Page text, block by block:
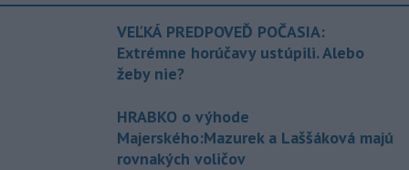
VEĽKÁ PREDPOVEĎ POČASIA:
Extrémne horúčavy ustúpili. Alebo
žeby nie?
HRABKO o výhode
Majerského:Mazurek a Laššáková majú
rovnakých voličov